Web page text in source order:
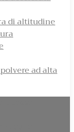
di altitudine
ad alta